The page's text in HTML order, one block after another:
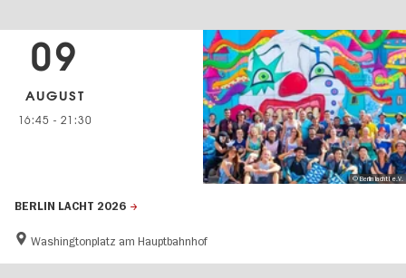
BERLIN LACHT 2026
Washingtonplatz am Hauptbahnhof
09
AUGUST
16:45 - 21:30
© Berlin lacht! e.V.